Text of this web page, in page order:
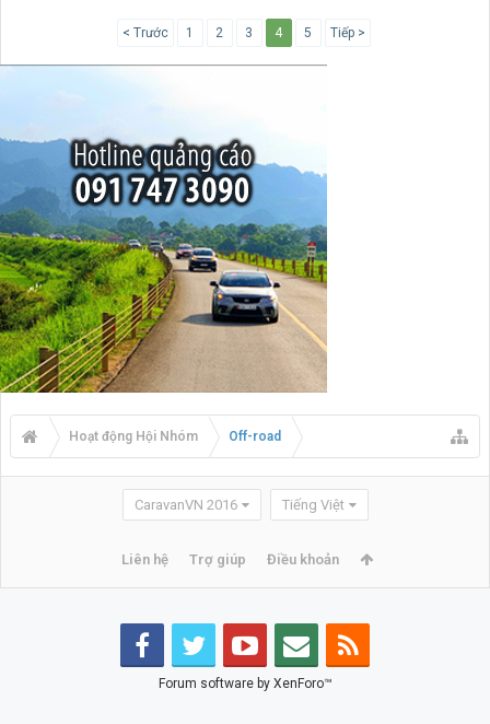
< Trước 1 2 3 4 5 Tiếp >
Hoạt động Hội Nhóm Off-road
CaravanVN 2016 Tiếng Việt
Liên hệ Trợ giúp Điều khoản
Forum software by XenForo™